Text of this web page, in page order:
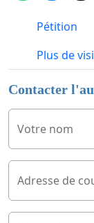
Pétition
Plus de
Contacter
Votre nom
Adresse de